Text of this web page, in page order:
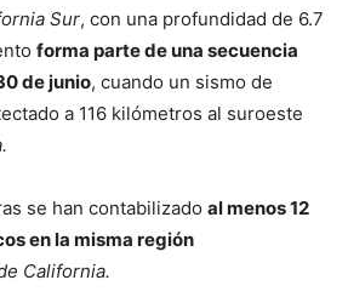
Sur, con una profundidad de 6.7
forma parte de una secuencia
de junio, cuando un sismo de
a 116 kilómetros al suroeste
se han contabilizado al menos 12
en la misma región
California.